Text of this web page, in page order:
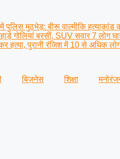
पुलिस मुठभेड़: बीरू वाल्मीकि हत्याकांड
गोलियां बरसीं, SUV सवार 7 लोग
हत्या, पुरानी रंजिश में 10 से अधिक
बिज़नेस शिक्षा